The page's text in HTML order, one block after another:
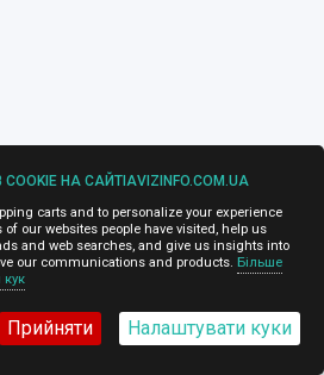
НА САЙТІAVIZINFO.COM.UA
carts and to personalize your experience
our websites people have visited, help us
and web searches, and give us insights into
our communications and products. Більше
кук
Прийняти Налаштувати куки